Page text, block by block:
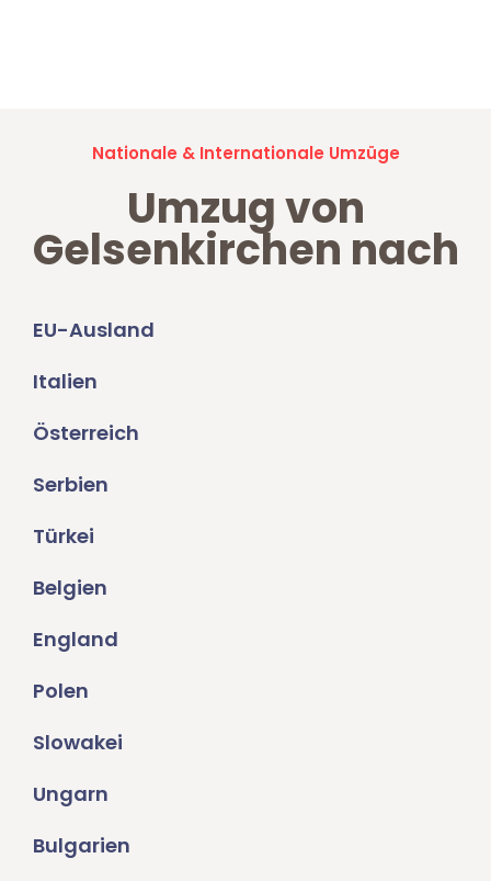
Nationale & Internationale Umzüge
Umzug von
Gelsenkirchen nach
EU-Ausland
Italien
Österreich
Serbien
Türkei
Belgien
England
Polen
Slowakei
Ungarn
Bulgarien